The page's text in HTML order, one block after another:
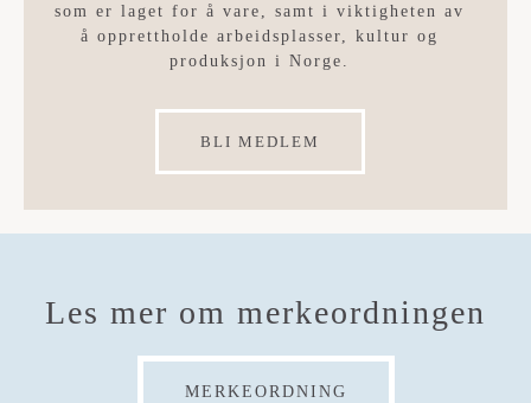
som er laget for å vare, samt i viktigheten av
å opprettholde arbeidsplasser, kultur og
produksjon i Norge.
BLI MEDLEM
Les mer om merkeordningen
MERKEORDNING